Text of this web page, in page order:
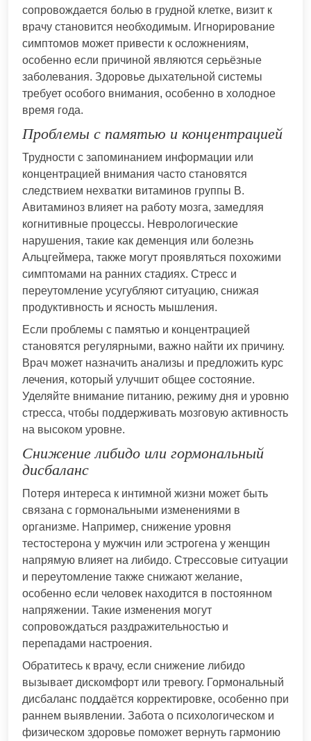
сопровождается болью в грудной клетке, визит к
врачу становится необходимым. Игнорирование
симптомов может привести к осложнениям,
особенно если причиной являются серьёзные
заболевания. Здоровье дыхательной системы
требует особого внимания, особенно в холодное
время года.
Проблемы с памятью и концентрацией
Трудности с запоминанием информации или
концентрацией внимания часто становятся
следствием нехватки витаминов группы B.
Авитаминоз влияет на работу мозга, замедляя
когнитивные процессы. Неврологические
нарушения, такие как деменция или болезнь
Альцгеймера, также могут проявляться похожими
симптомами на ранних стадиях. Стресс и
переутомление усугубляют ситуацию, снижая
продуктивность и ясность мышления.
Если проблемы с памятью и концентрацией
становятся регулярными, важно найти их причину.
Врач может назначить анализы и предложить курс
лечения, который улучшит общее состояние.
Уделяйте внимание питанию, режиму дня и уровню
стресса, чтобы поддерживать мозговую активность
на высоком уровне.
Снижение либидо или гормональный
дисбаланс
Потеря интереса к интимной жизни может быть
связана с гормональными изменениями в
организме. Например, снижение уровня
тестостерона у мужчин или эстрогена у женщин
напрямую влияет на либидо. Стрессовые ситуации
и переутомление также снижают желание,
особенно если человек находится в постоянном
напряжении. Такие изменения могут
сопровождаться раздражительностью и
перепадами настроения.
Обратитесь к врачу, если снижение либидо
вызывает дискомфорт или тревогу. Гормональный
дисбаланс поддаётся корректировке, особенно при
раннем выявлении. Забота о психологическом и
физическом здоровье поможет вернуть гармонию